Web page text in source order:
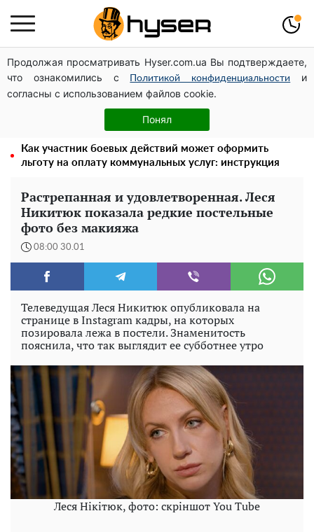
Продолжая просматривать Hyser.com.ua Вы подтверждаете,
что ознакомились с
Политикой конфиденциальности
и
согласны с использованием файлов cookie.
Понял
Дроны с наценкой: Александр Конотопский вывел
миллионы оборонного бюджета через фиктивную
фирму в Эстонии
Полностью голая Анна Тринчер блеснула
"прелестями": таких размеров вы еще не видели
Как участник боевых действий может оформить
льготу на оплату коммунальных услуг: инструкция
Растрепанная и удовлетворенная. Леся
Никитюк показала редкие постельные
фото без макияжа
08:00 30.01
Телеведущая Леся Никитюк опубликовала на
странице в Instagram кадры, на которых
позировала лежа в постели. Знаменитость
пояснила, что так выглядит ее субботнее утро
Леся Нікітюк, фото: скріншот You Tube